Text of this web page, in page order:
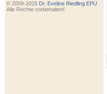
© 2009-2026 Dr. Eveline Riedling EPU
Alle Rechte vorbehalten!